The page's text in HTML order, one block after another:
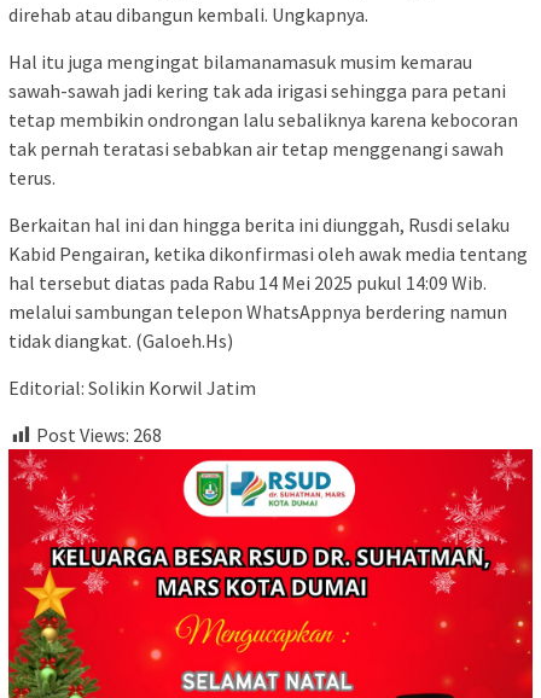
direhab atau dibangun kembali. Ungkapnya.
Hal itu juga mengingat bilamanamasuk musim kemarau
sawah-sawah jadi kering tak ada irigasi sehingga para petani
tetap membikin ondrongan lalu sebaliknya karena kebocoran
tak pernah teratasi sebabkan air tetap menggenangi sawah
terus.
Berkaitan hal ini dan hingga berita ini diunggah, Rusdi selaku
Kabid Pengairan, ketika dikonfirmasi oleh awak media tentang
hal tersebut diatas pada Rabu 14 Mei 2025 pukul 14:09 Wib.
melalui sambungan telepon WhatsAppnya berdering namun
tidak diangkat. (Galoeh.Hs)
Editorial: Solikin Korwil Jatim
Post Views: 268